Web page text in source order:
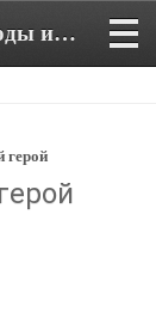
Мираж: Новый герой. Аккорды и текст песни